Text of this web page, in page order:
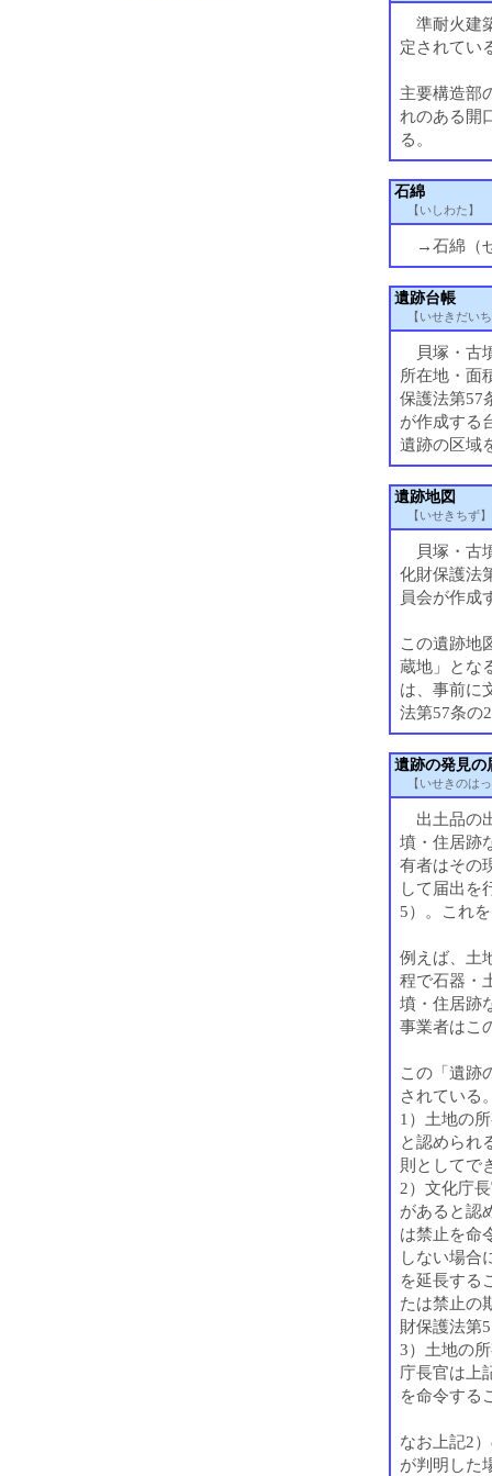
準耐火建
定されてい
主要構造部
れのある開
る。
石綿
【いしわた】
→石綿（
遺跡台帳
【いせきだい
貝塚・古
所在地・面
保護法第57
が作成する
遺跡の区域
遺跡地図
【いせきちず】
貝塚・古
化財保護法
員会が作成
この遺跡地
蔵地」とな
は、事前に
法第57条の
遺跡の発見の
【いせきのは
出土品の
墳・住居跡
有者はその
して届出を
5）。これ
例えば、土
程で石器・
墳・住居跡
事業者はこ
この「遺跡
されている
1）土地の
と認められ
則としてで
2）文化庁
があると認
は禁止を命
しない場合
を延長する
たは禁止の
財保護法第
3）土地の
庁長官は上
を命令する
なお上記2
が判明した